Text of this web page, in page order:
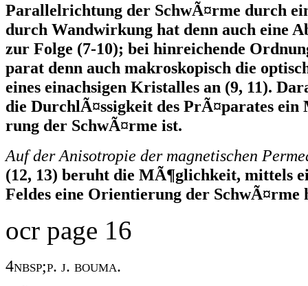
Parallelrichtung der SchwÃ¤rme durch
durch Wandwirkung hat denn auch eine
zur Folge (7-10); bei hinreichende
parat denn auch makroskopisch die
eines einachsigen Kristalles an (9, 11).
die DurchlÃ¤ssigkeit des PrÃ¤parates
rung der SchwÃ¤rme ist.
Auf der Anisotropie der magnetischen
(12, 13) beruht die MÃ¶glichkeit, mittels
Feldes eine Orientierung der
ocr page 16
4nbsp;p. j. bouma.